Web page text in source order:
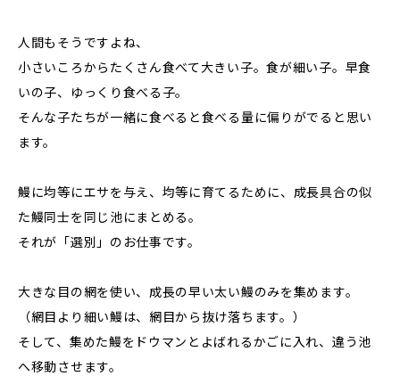
人間もそうですよね、
小さいころからたくさん食べて大きい子。食が細い子。早食
いの子、ゆっくり食べる子。
そんな子たちが一緒に食べると食べる量に偏りがでると思い
ます。
鰻に均等にエサを与え、均等に育てるために、成長具合の似
た鰻同士を同じ池にまとめる。
それが「選別」のお仕事です。
大きな目の網を使い、成長の早い太い鰻のみを集めます。
（網目より細い鰻は、網目から抜け落ちます。）
そして、集めた鰻をドウマンとよばれるかごに入れ、違う池
へ移動させます。